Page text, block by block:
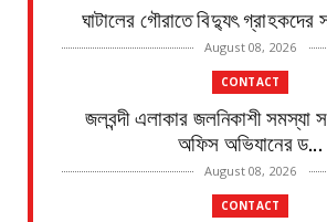
ঘাটালের গৌরাতে বিদ্যুৎ গ্রাহকদের
August 08, 2026
CONTACT
জলবন্দী এলাকার জলনিকাশী সমস্যা
অফিস অভিযানের ড...
August 08, 2026
CONTACT